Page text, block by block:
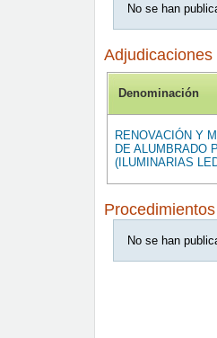
No se han
Adjudicaciones
Denominación
RENOVACIÓN Y
DE ALUMBRADO
(ILUMINARIAS
No se han